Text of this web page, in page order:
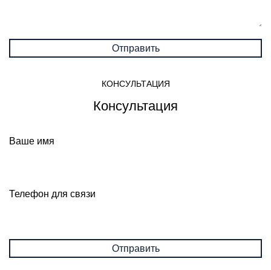
КОНСУЛЬТАЦИЯ
Консультация
Ваше имя
Телефон для связи